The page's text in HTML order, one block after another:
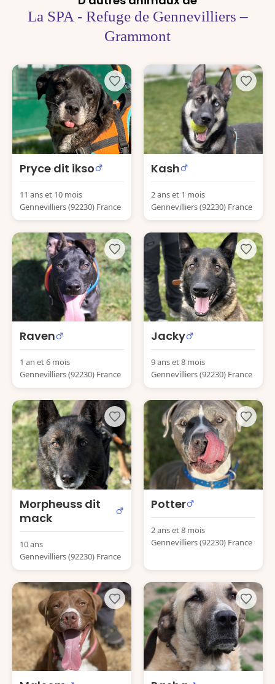
La SPA - Refuge de Gennevilliers –
Grammont
Pryce dit ikso
11 ans et 10 mois
Gennevilliers (92230) France
Kash
2 ans et 1 mois
Gennevilliers (92230) France
Raven
1 an et 6 mois
Gennevilliers (92230) France
Jacky
9 ans et 8 mois
Gennevilliers (92230) France
Morpheuss dit
mack
10 ans
Gennevilliers (92230) France
Potter
2 ans et 8 mois
Gennevilliers (92230) France